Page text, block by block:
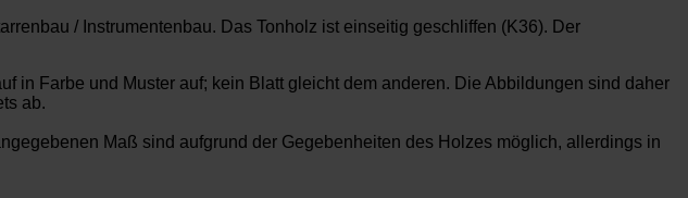
/ Instrumentenbau. Das Tonholz ist einseitig geschliffen (K36). Der
in Farbe und Muster auf; kein Blatt gleicht dem anderen. Die Abbildungen sind daher
ab.
Maß sind aufgrund der Gegebenheiten des Holzes möglich, allerdings in